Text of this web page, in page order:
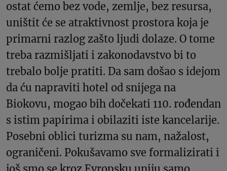
ostat ćemo bez vode, zemlje, bez resursa,
uništit će se atraktivnost prostora koja je
primarni razlog zašto ljudi dolaze. O tome
treba razmišljati i zakonodavstvo bi to
trebalo bolje pratiti. Da sam došao s idejom
da ću napraviti hotel od snijega na
Biokovu, mogao bih dočekati 110. rođendan
s istim papirima i obilaziti iste kancelarije.
Posebni oblici turizma su nam, nažalost,
ograničeni. Pokušavamo sve formalizirati i